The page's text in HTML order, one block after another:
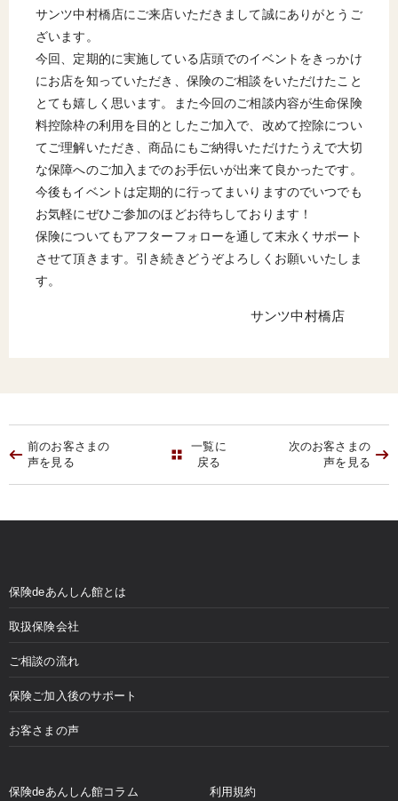
サンツ中村橋店にご来店いただきまして誠にありがとうご
ざいます。
今回、定期的に実施している店頭でのイベントをきっかけ
にお店を知っていただき、保険のご相談をいただけたこと
とても嬉しく思います。また今回のご相談内容が生命保険
料控除枠の利用を目的としたご加入で、改めて控除につい
てご理解いただき、商品にもご納得いただけたうえで大切
な保障へのご加入までのお手伝いが出来て良かったです。
今後もイベントは定期的に行ってまいりますのでいつでも
お気軽にぜひご参加のほどお待ちしております！
保険についてもアフターフォローを通して末永くサポート
させて頂きます。引き続きどうぞよろしくお願いいたしま
す。
サンツ中村橋店
前のお客さまの
声を見る
一覧に
戻る
次のお客さまの
声を見る
保険deあんしん館とは
取扱保険会社
ご相談の流れ
保険ご加入後のサポート
お客さまの声
保険deあんしん館コラム 利用規約